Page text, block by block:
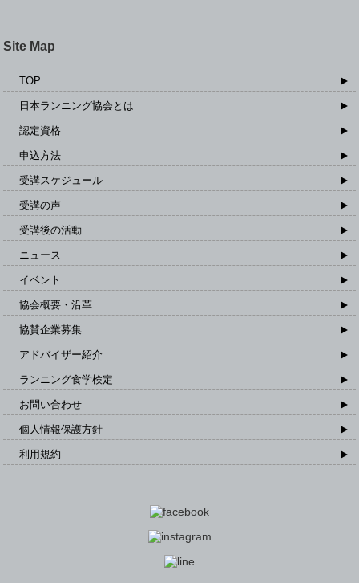
Site Map
TOP
日本ランニング協会とは
認定資格
申込方法
受講スケジュール
受講の声
受講後の活動
ニュース
イベント
協会概要・沿革
協賛企業募集
アドバイザー紹介
ランニング食学検定
お問い合わせ
個人情報保護方針
利用規約